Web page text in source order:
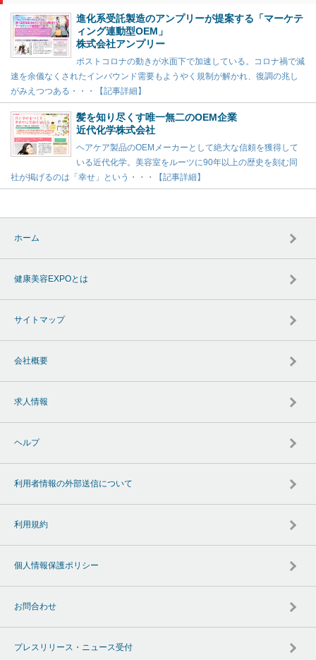
進化系受託製造のアンプリーが提案する「マーケテ
ィング連動型OEM」
株式会社アンプリー
ポストコロナの動きが水面下で加速している。コロナ禍で減
速を余儀なくされたインバウンド需要もようやく規制が解かれ、復調の兆し
がみえつつある・・・【記事詳細】
髪を知り尽くす唯一無二のOEM企業
近代化学株式会社
ヘアケア製品のOEMメーカーとして絶大な信頼を獲得して
いる近代化学。美容室をルーツに90年以上の歴史を刻む同
社が掲げるのは「幸せ」という・・・【記事詳細】
ホーム
健康美容EXPOとは
サイトマップ
会社概要
求人情報
ヘルプ
利用者情報の外部送信について
利用規約
個人情報保護ポリシー
お問合わせ
プレスリリース・ニュース受付